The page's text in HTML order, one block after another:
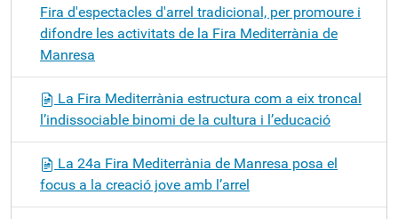
Fira d'espectacles d'arrel tradicional, per promoure i
difondre les activitats de la Fira Mediterrània de
Manresa
La Fira Mediterrània estructura com a eix troncal
l’indissociable binomi de la cultura i l’educació
La 24a Fira Mediterrània de Manresa posa el
focus a la creació jove amb l’arrel